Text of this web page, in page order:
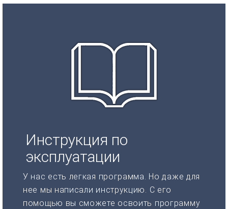
Инструкция по
эксплуатации
У нас есть легкая программа. Но даже для
нее мы написали инструкцию. С его
помощью вы сможете освоить программу